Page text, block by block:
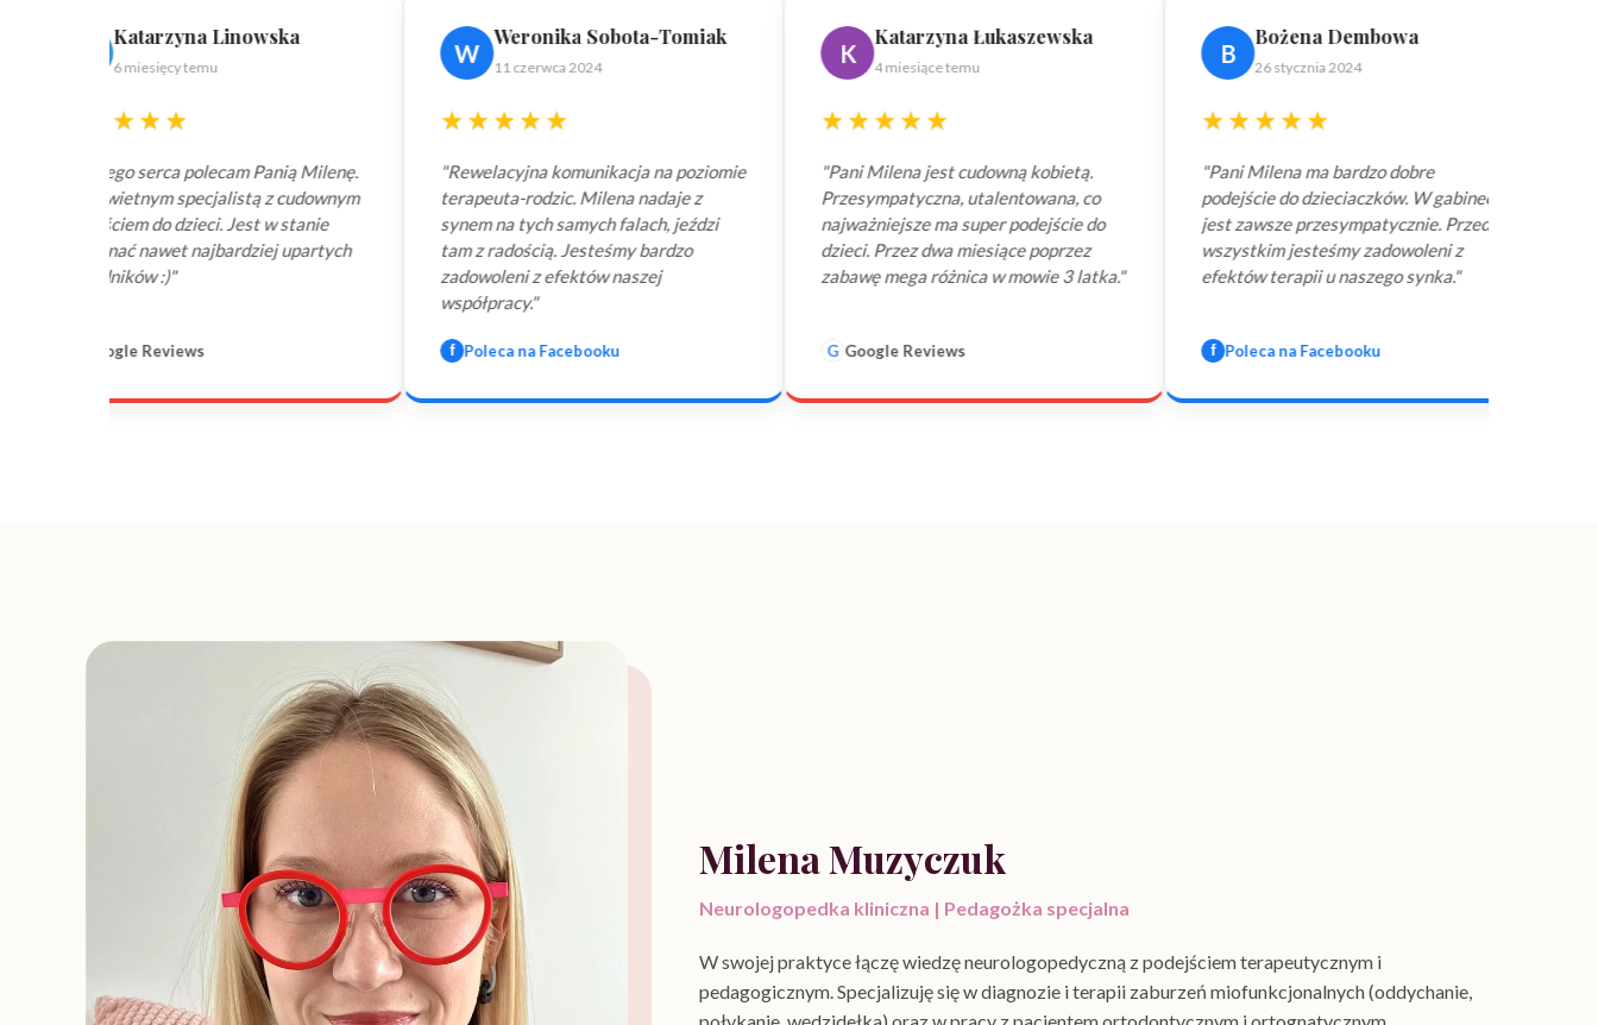
Linowska
polecam Panią Milenę.
specjalistą z cudownym
dzieci. Jest w stanie
najbardziej upartych
W
Weronika Sobota-Tomiak
"Rewelacyjna komunikacja na poziomie
terapeuta-rodzic. Milena nadaje z
synem na tych samych falach, jeździ
tam z radością. Jesteśmy bardzo
zadowoleni z efektów naszej
Poleca na Facebooku
K
Katarzyna Łukaszewska
"Pani Milena jest cudowną kobietą.
Przesympatyczna, utalentowana, co
najważniejsze ma super podejście do
dzieci. Przez dwa miesiące poprzez
zabawę mega różnica w mowie 3 latka."
B
Bożena Dembowa
"Pani Milena ma bardzo dobre
podejście do dzieciaczków. W gabinecie
jest zawsze przesympatycznie. Przede
wszystkim jesteśmy zadowoleni z
efektów terapii u naszego synka."
Poleca na Facebooku
"Serdecznie polecam
każdemu, kto chce się
zaopiekowany. Pani
ogrom cierpliwości,
serdeczności do
Milena Muzyczuk
Neurologopedka kliniczna | Pedagożka specjalna
W swojej praktyce łączę wiedzę neurologopedyczną z podejściem terapeutycznym i
pedagogicznym. Specjalizuję się w diagnozie i terapii zaburzeń miofunkcjonalnych (oddychanie,